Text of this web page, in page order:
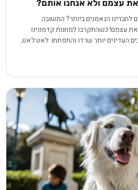
את עצמם ולא אנחנו אותם?
לחברינו הנאמנים ביותר? התשובה
עצמם! כשהתקרבו למחנות קדמונינו
העדינים יותר שרדו והתפתחו. לאט לאט,
עד היום. גלו את המסע המרתק של